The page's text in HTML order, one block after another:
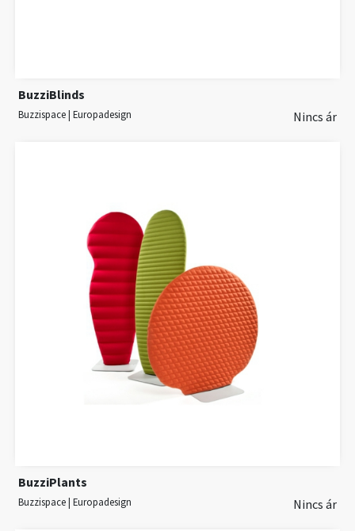
BuzziBlinds
Buzzispace | Europadesign Nincs ár
BuzziPlants
Buzzispace | Europadesign Nincs ár